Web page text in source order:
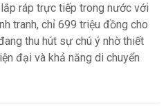
ráp trực tiếp trong nước với
tranh, chỉ 699 triệu đồng cho
thu hút sự chú ý nhờ thiết
đại và khả năng di chuyển